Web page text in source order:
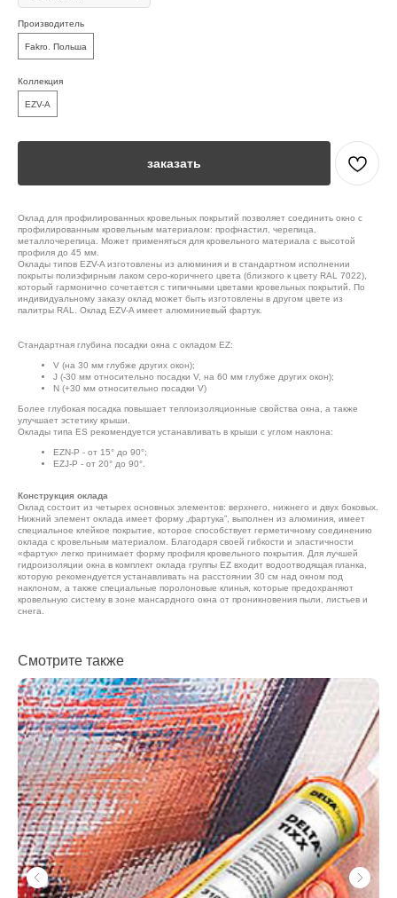
Производитель
Fakro. Польша
Коллекция
EZV-A
заказать
Оклад для профилированных кровельных покрытий позволяет соединить окно с
профилированным кровельным материалом: профнастил, черепица,
металлочерепица. Может применяться для кровельного материала с высотой
профиля до 45 мм.
Оклады типов EZV-A изготовлены из алюминия и в стандартном исполнении
покрыты полиэфирным лаком серо-коричнего цвета (близкого к цвету RAL 7022),
который гармонично сочетается с типичными цветами кровельных покрытий. По
индивидуальному заказу оклад может быть изготовлены в другом цвете из
палитры RAL. Оклад EZV-A имеет алюминиевый фартук.
Стандартная глубина посадки окна с окладом EZ:
V (на 30 мм глубже других окон);
J (-30 мм относительно посадки V, на 60 мм глубже других окон);
N (+30 мм относительно посадки V)
Более глубокая посадка повышает теплоизоляционные свойства окна, а также
улучшает эстетику крыши.
Оклады типа ES рекомендуется устанавливать в крыши с углом наклона:
EZN-P - от 15° до 90°;
EZJ-P - от 20° до 90°.
Конструкция оклада
Оклад состоит из четырех основных элементов: верхнего, нижнего и двух боковых.
Нижний элемент оклада имеет форму „фартука”, выполнен из алюминия, имеет
специальное клейкое покрытие, которое способствует герметичному соединению
оклада с кровельным материалом. Благодаря своей гибкости и эластичности
«фартук» легко принимает форму профиля кровельного покрытия. Для лучшей
гидроизоляции окна в комплект оклада группы EZ входит водоотводящая планка,
которую рекомендуется устанавливать на расстоянии 30 см над окном под
наклоном, а также специальные поролоновые клинья, которые предохраняют
кровельную систему в зоне мансардного окна от проникновения пыли, листьев и
снега.
Смотрите также